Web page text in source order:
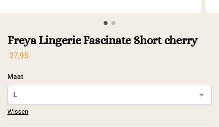
Freya Lingerie Fascinate Short cherry
27,95
Maat
Wissen